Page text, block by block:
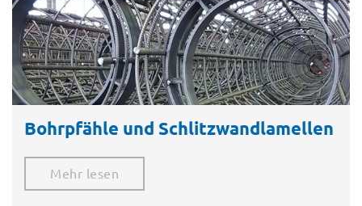
Bohrpfähle und Schlitzwandlamellen​
Mehr lesen